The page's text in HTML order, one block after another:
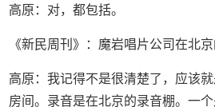
高原：对，都包括。
《新民周刊》：魔岩唱片公司在北
高原：我记得不是很清楚了，应该
房间。录音是在北京的录音棚。一